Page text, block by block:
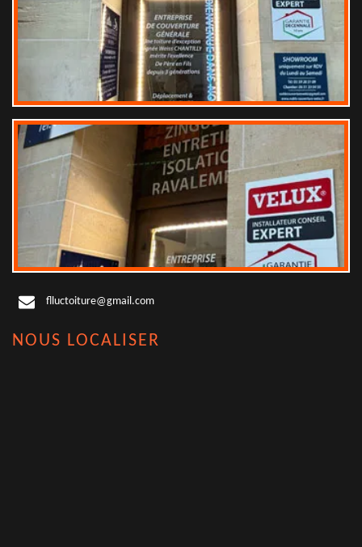
flluctoiture@gmail.com
NOUS LOCALISER